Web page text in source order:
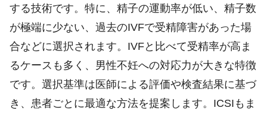
する技術です。特に、精子の運動率が低い、精子数
が極端に少ない、過去のIVFで受精障害があった場
合などに選択されます。IVFと比べて受精率が高ま
るケースも多く、男性不妊への対応力が大きな特徴
です。選択基準は医師による評価や検査結果に基づ
き、患者ごとに最適な方法を提案します。ICSIもま